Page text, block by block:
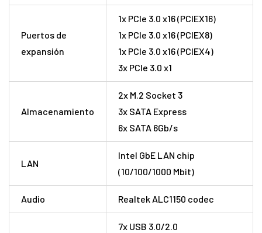
Puertos de
expansión
1x PCIe 3.0 x16 (PCIEX16)
1x PCIe 3.0 x16 (PCIEX8)
1x PCIe 3.0 x16 (PCIEX4)
3x PCIe 3.0 x1
Almacenamiento
2x M.2 Socket 3
3x SATA Express
6x SATA 6Gb/s
LAN
Intel GbE LAN chip
(10/100/1000 Mbit)
Audio Realtek ALC1150 codec
7x USB 3.0/2.0